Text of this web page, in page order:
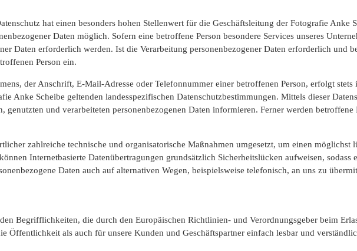
hat einen besonders hohen Stellenwert für die Geschäftsleitung der Fotografie Anke
Daten möglich. Sofern eine betroffene Person besondere Services unseres
Daten erforderlich werden. Ist die Verarbeitung personenbezogener Daten erforderlich und
Person ein.
der Anschrift, E-Mail-Adresse oder Telefonnummer einer betroffenen Person, erfolgt
Anke Scheibe geltenden landesspezifischen Datenschutzbestimmungen. Mittels dieser
und verarbeiteten personenbezogenen Daten informieren. Ferner werden betroffene
zahlreiche technische und organisatorische Maßnahmen umgesetzt, um einen möglichst
Internetbasierte Datenübertragungen grundsätzlich Sicherheitslücken aufweisen,
Daten auch auf alternativen Wegen, beispielsweise telefonisch, an uns zu
Begrifflichkeiten, die durch den Europäischen Richtlinien- und Verordnungsgeber beim
Öffentlichkeit als auch für unsere Kunden und Geschäftspartner einfach lesbar und